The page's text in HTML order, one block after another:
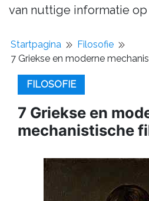
van nuttige informatie
Startpagina
Filosofie
7 Griekse en moderne
FILOSOFIE
7 Griekse en
mechanistische